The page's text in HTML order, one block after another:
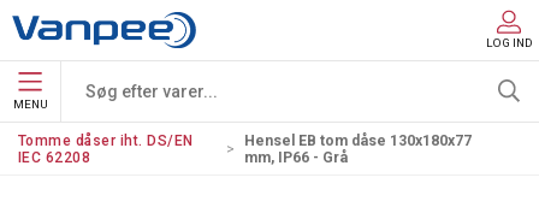
LOG IND
MENU
Tomme dåser iht. DS/EN
IEC 62208
Hensel EB tom dåse 130x180x77
mm, IP66 - Grå